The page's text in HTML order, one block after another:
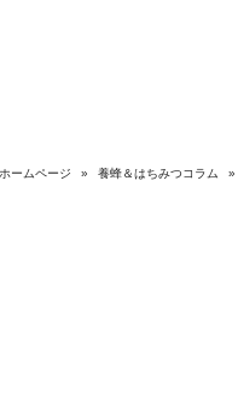
ームページ » 養蜂＆はちみつコラム »